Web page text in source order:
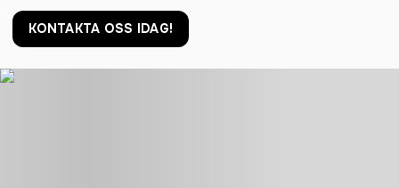
KONTAKTA OSS IDAG!